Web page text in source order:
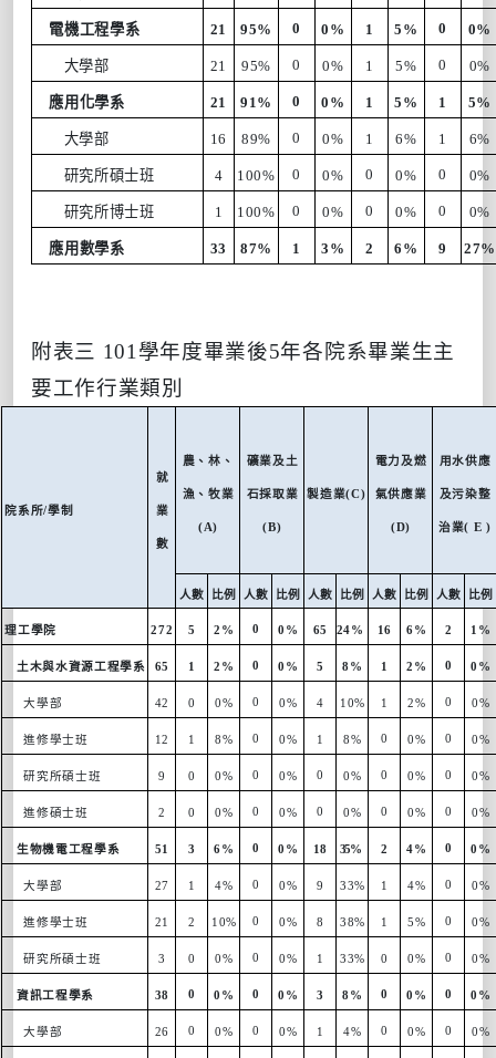
電機工程學系 21 95% 0 0% 1 5% 0 0%
大學部 21 95% 0 0% 1 5% 0 0%
應用化學系 21 91% 0 0% 1 5% 1 5%
大學部 16 89% 0 0% 1 6% 1 6%
研究所碩士班 4 100% 0 0% 0 0% 0 0%
研究所博士班 1 100% 0 0% 0 0% 0 0%
應用數學系 33 87% 1 3% 2 6% 9 27%
附表三 101 學年度畢業後5年各院系畢業生主
要工作行業類別
院系所/學制
就
業
數
農、林、
漁、牧業
(A)
礦業及土
石採取業
(B)
製造業(C)
電力及燃
氣供應業
(D)
用水供應
及污染整
治業( E )
人數 比例 人數 比例 人數 比例 人數 比例 人數 比例
理工學院 272 5 2% 0 0% 65 24% 16 6% 2 1%
土木與水資源工程學系 65 1 2% 0 0% 5 8% 1 2% 0 0%
大學部 42 0 0% 0 0% 4 10% 1 2% 0 0%
進修學士班 12 1 8% 0 0% 1 8% 0 0% 0 0%
研究所碩士班 9 0 0% 0 0% 0 0% 0 0% 0 0%
進修碩士班 2 0 0% 0 0% 0 0% 0 0% 0 0%
生物機電工程學系 51 3 6% 0 0% 18 35% 2 4% 0 0%
大學部 27 1 4% 0 0% 9 33% 1 4% 0 0%
進修學士班 21 2 10% 0 0% 8 38% 1 5% 0 0%
研究所碩士班 3 0 0% 0 0% 1 33% 0 0% 0 0%
資訊工程學系 38 0 0% 0 0% 3 8% 0 0% 0 0%
大學部 26 0 0% 0 0% 1 4% 0 0% 0 0%